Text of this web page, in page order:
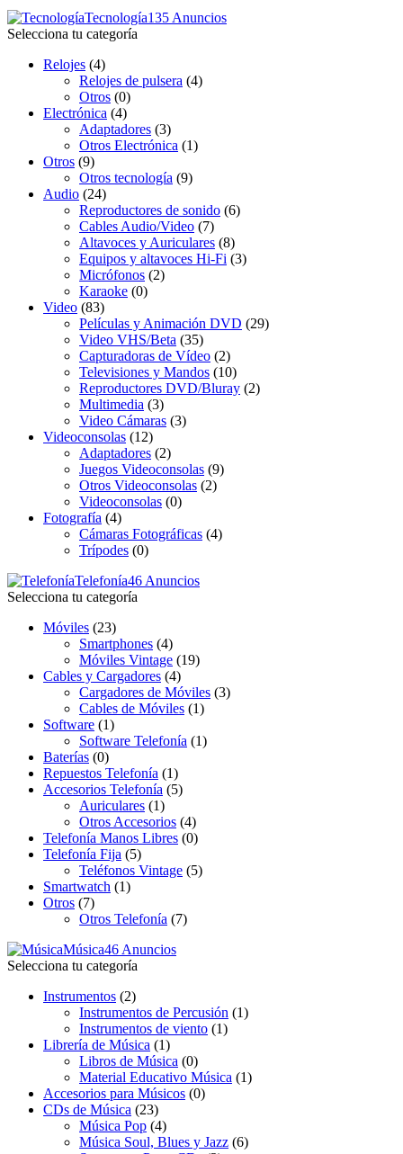
Tecnología135 Anuncios
Selecciona tu categoría
Relojes (4)
Relojes de pulsera (4)
Otros (0)
Electrónica (4)
Adaptadores (3)
Otros Electrónica (1)
Otros (9)
Otros tecnología (9)
Audio (24)
Reproductores de sonido (6)
Cables Audio/Video (7)
Altavoces y Auriculares (8)
Equipos y altavoces Hi-Fi (3)
Micrófonos (2)
Karaoke (0)
Video (83)
Películas y Animación DVD (29)
Video VHS/Beta (35)
Capturadoras de Vídeo (2)
Televisiones y Mandos (10)
Reproductores DVD/Bluray (2)
Multimedia (3)
Video Cámaras (3)
Videoconsolas (12)
Adaptadores (2)
Juegos Videoconsolas (9)
Otros Videoconsolas (2)
Videoconsolas (0)
Fotografía (4)
Cámaras Fotográficas (4)
Trípodes (0)
Telefonía46 Anuncios
Selecciona tu categoría
Móviles (23)
Smartphones (4)
Móviles Vintage (19)
Cables y Cargadores (4)
Cargadores de Móviles (3)
Cables de Móviles (1)
Software (1)
Software Telefonía (1)
Baterías (0)
Repuestos Telefonía (1)
Accesorios Telefonía (5)
Auriculares (1)
Otros Accesorios (4)
Telefonía Manos Libres (0)
Telefonía Fija (5)
Teléfonos Vintage (5)
Smartwatch (1)
Otros (7)
Otros Telefonía (7)
Música46 Anuncios
Selecciona tu categoría
Instrumentos (2)
Instrumentos de Percusión (1)
Instrumentos de viento (1)
Librería de Música (1)
Libros de Música (0)
Material Educativo Música (1)
Accesorios para Músicos (0)
CDs de Música (23)
Música Pop (4)
Música Soul, Blues y Jazz (6)